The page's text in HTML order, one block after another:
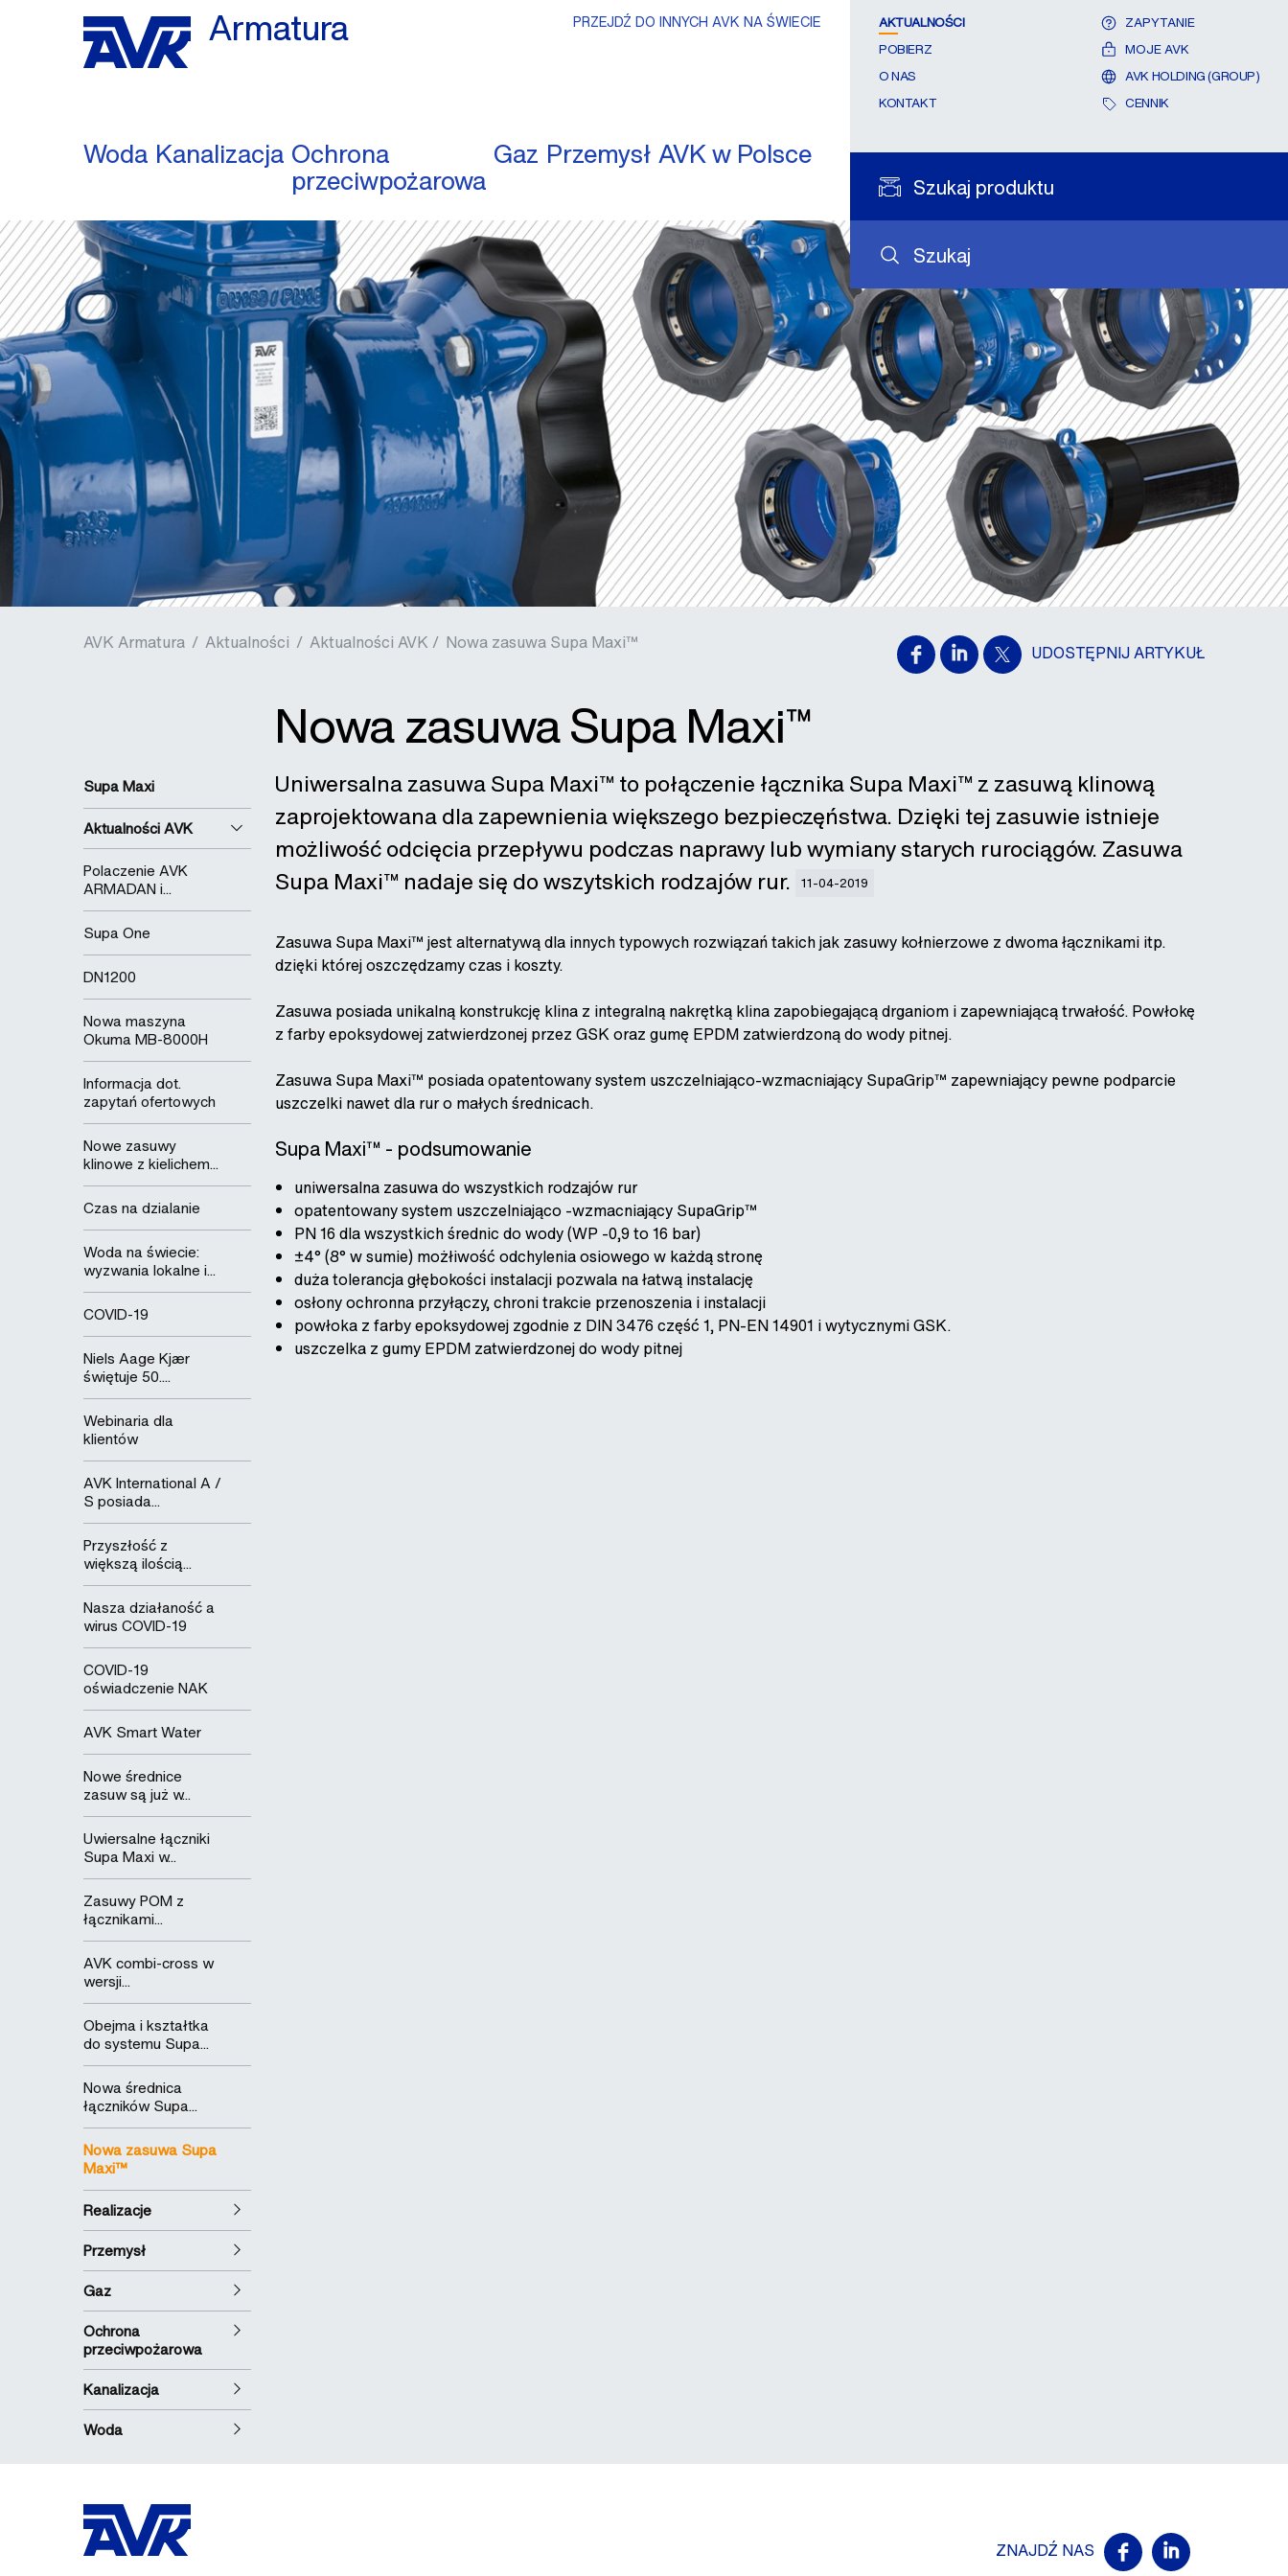
Armatura
Woda Kanalizacja Ochrona
przeciwpożarowa
Gaz Przemysł AVK w Polsce
Szukaj
Szukaj produktu
AKTUALNOŚCI
POBIERZ
O NAS
KONTAKT
ZAPYTANIE
MOJE AVK
AVK HOLDING (GROUP)
CENNIK
PRZEJDŹ DO INNYCH AVK NA ŚWIECIE
AVK Armatura / Aktualności / Aktualności AVK / Nowa zasuwa Supa Maxi™ UDOSTĘPNIJ ARTYKUŁ
Supa Maxi
Aktualności AVK
Polaczenie AVK
ARMADAN i...
Supa One
DN1200
Nowa maszyna
Okuma MB-8000H
Informacja dot.
zapytań ofertowych
Nowe zasuwy
klinowe z kielichem...
Czas na dzialanie
Woda na świecie:
wyzwania lokalne i...
COVID-19
Niels Aage Kjær
świętuje 50....
Webinaria dla
klientów
AVK International A /
S posiada...
Przyszłość z
większą ilością...
Nasza działaność a
wirus COVID-19
COVID-19
oświadczenie NAK
AVK Smart Water
Nowe średnice
zasuw są już w...
Uwiersalne łączniki
Supa Maxi w...
Zasuwy POM z
łącznikami...
AVK combi-cross w
wersji...
Obejma i kształtka
do systemu Supa...
Nowa średnica
łączników Supa...
Nowa zasuwa Supa
Maxi™
Realizacje
Przemysł
Gaz
Ochrona
przeciwpożarowa
Kanalizacja
Woda
Nowa zasuwa Supa Maxi™
Uniwersalna zasuwa Supa Maxi™ to połączenie łącznika Supa Maxi™ z zasuwą klinową
zaprojektowana dla zapewnienia większego bezpieczęństwa. Dzięki tej zasuwie istnieje
możliwość odcięcia przepływu podczas naprawy lub wymiany starych rurociągów. Zasuwa
Supa Maxi™ nadaje się do wszytskich rodzajów rur.
11-04-2019
Zasuwa Supa Maxi™ jest alternatywą dla innych typowych rozwiązań takich jak zasuwy kołnierzowe z dwoma łącznikami itp.
dzięki której oszczędzamy czas i koszty.
Zasuwa posiada unikalną konstrukcję klina z integralną nakrętką klina zapobiegającą drganiom i zapewniającą trwałość. Powłokę
z farby epoksydowej zatwierdzonej przez GSK oraz gumę EPDM zatwierdzoną do wody pitnej.
Zasuwa Supa Maxi™ posiada opatentowany system uszczelniająco-wzmacniający SupaGrip™ zapewniający pewne podparcie
uszczelki nawet dla rur o małych średnicach.
Supa Maxi™ - podsumowanie
uniwersalna zasuwa do wszystkich rodzajów rur
opatentowany system uszczelniająco -wzmacniający SupaGrip™
PN 16 dla wszystkich średnic do wody (WP -0,9 to 16 bar)
±4° (8° w sumie) możłiwość odchylenia osiowego w każdą stronę
duża tolerancja głębokości instalacji pozwala na łatwą instalację
osłony ochronna przyłączy, chroni trakcie przenoszenia i instalacji
powłoka z farby epoksydowej zgodnie z DIN 3476 część 1, PN-EN 14901 i wytycznymi GSK.
uszczelka z gumy EPDM zatwierdzonej do wody pitnej
ZNAJDŹ NAS